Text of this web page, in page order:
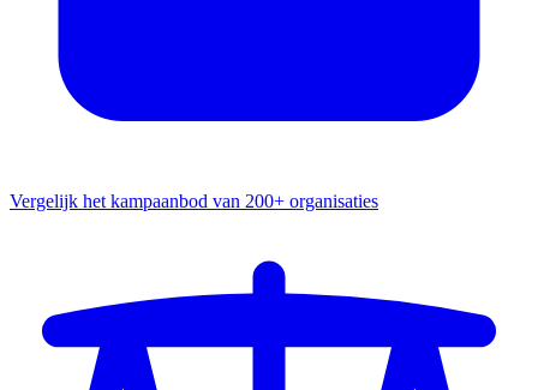
Vergelijk het kampaanbod van 200+ organisaties